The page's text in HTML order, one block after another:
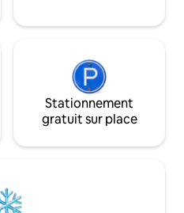
sèche-
Stationnement
gratuit sur place